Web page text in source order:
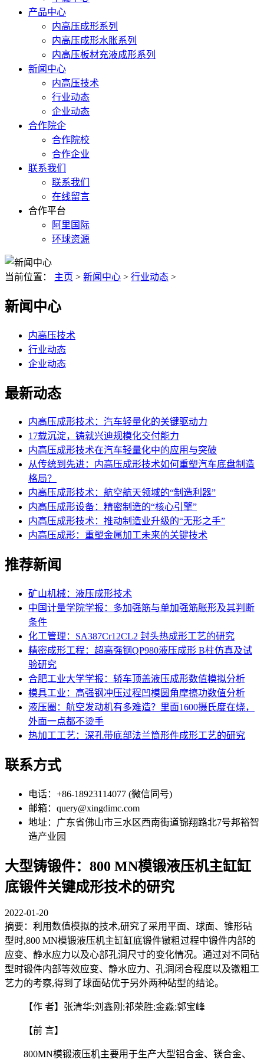
产品中心
内高压成形系列
内高压成形水胀系列
内高压板材充液成形系列
新闻中心
内高压技术
行业动态
企业动态
合作院企
合作院校
合作企业
联系我们
联系我们
在线留言
合作平台
阿里国际
环球资源
当前位置： 主页 > 新闻中心 > 行业动态 >
新闻中心
内高压技术
行业动态
企业动态
最新动态
内高压成形技术：汽车轻量化的关键驱动力
17载沉淀，铸就兴迪规模化交付能力
内高压成形技术在汽车轻量化中的应用与突破
从传统到先进：内高压成形技术如何重塑汽车底盘制造
格局？
内高压成形技术：航空航天领域的“制造利器”
内高压成形设备：精密制造的“核心引擎”
内高压成形技术：推动制造业升级的“无形之手”
内高压成形：重塑金属加工未来的关键技术
推荐新闻
矿山机械：液压成形技术
中国计量学院学报：多加强筋与单加强筋胀形及其判断
条件
化工管理：SA387Cr12CL2 封头热成形工艺的研究
精密成形工程：超高强钢QP980液压成形 B柱仿真及试
验研究
合肥工业大学学报：轿车顶盖液压成形数值模拟分析
模具工业：高强钢冲压过程凹模圆角摩擦功数值分析
液压圈：航空发动机有多难造？里面1600摄氏度在烧，
外面一点都不烫手
热加工工艺：深孔带底部法兰筒形件成形工艺的研究
联系方式
电话：+86-18923114077 (微信同号)
邮箱：query@xingdimc.com
地址：广东省佛山市三水区西南街道锦翔路北7号邦裕智
造产业园
大型铸锻件：800 MN模锻液压机主缸缸
底锻件关键成形技术的研究
2022-01-20
摘要：利用数值模拟的技术,研究了采用平面、球面、锥形砧
型时,800 MN模锻液压机主缸缸底锻件镦粗过程中锻件内部的
应变、静水应力以及心部孔洞尺寸的变化情况。通过对不同砧
型时锻件内部等效应变、静水应力、孔洞闭合程度以及镦粗工
艺力的考察,得到了球面砧优于另外两种砧型的结论。
【作 者】张清华;刘鑫刚;祁荣胜;金淼;郭宝峰
【前 言】
800MN模锻液压机主要用于生产大型铝合金、镁合金、